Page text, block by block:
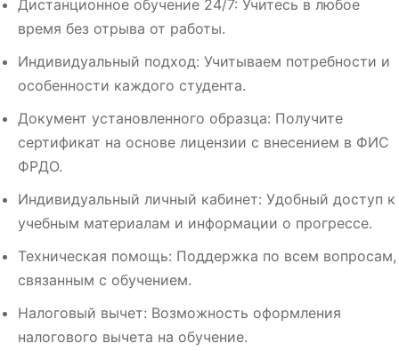
Дистанционное обучение 24/7: Учитесь в любое
время без отрыва от работы.
Индивидуальный подход: Учитываем потребности и
особенности каждого студента.
Документ установленного образца: Получите
сертификат на основе лицензии с внесением в ФИС
ФРДО.
Индивидуальный личный кабинет: Удобный доступ к
учебным материалам и информации о прогрессе.
Техническая помощь: Поддержка по всем вопросам,
связанным с обучением.
Налоговый вычет: Возможность оформления
налогового вычета на обучение.